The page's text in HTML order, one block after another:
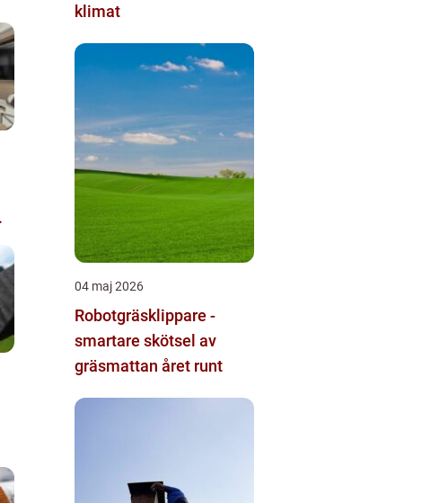
klimat
04 maj 2026
Robotgräsklippare -
smartare skötsel av
gräsmattan året runt